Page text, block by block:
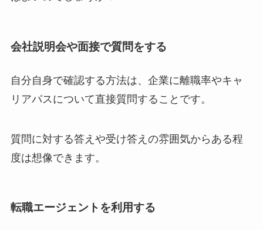
会社説明会や面接で質問をする
自分自身で確認する方法は、企業に離職率やキャ
リアパスについて直接質問することです。
質問に対する答えや受け答えの雰囲気からある程
度は想像できます。
転職エージェントを利用する